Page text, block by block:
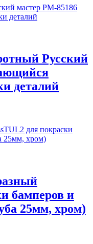
Русский
деталий
бамперов и
25мм, хром)